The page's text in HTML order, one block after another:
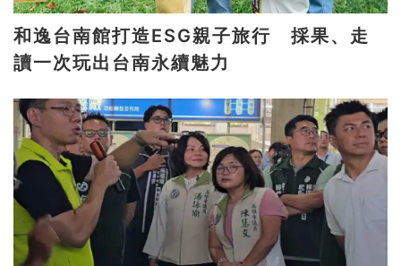
和逸台南館打造ESG親子旅行 採果、走
讀一次玩出台南永續魅力